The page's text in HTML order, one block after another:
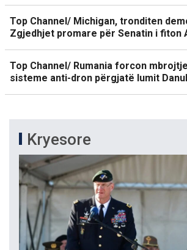
Top Channel/ Michigan, tronditen
Zgjedhjet promare për Senatin i fiton
Top Channel/ Rumania forcon
sisteme anti-dron përgjatë lumit
Kryesore